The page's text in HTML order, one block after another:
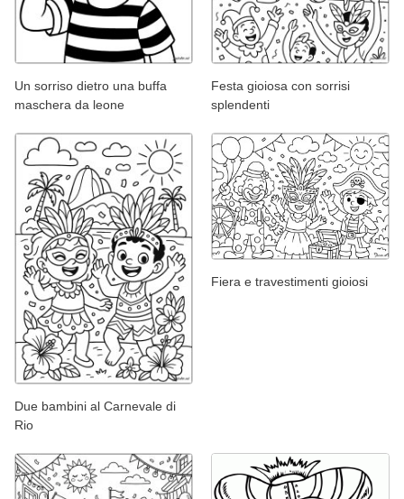
Un sorriso dietro una buffa
maschera da leone
Festa gioiosa con sorrisi
splendenti
Due bambini al Carnevale di
Rio
Fiera e travestimenti gioiosi